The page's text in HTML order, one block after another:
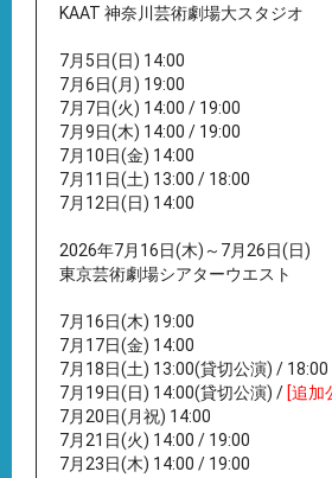
KAAT 神奈川芸術劇場大スタジオ
7月5日(日) 14:00
7月6日(月) 19:00
7月7日(火) 14:00 / 19:00
7月9日(木) 14:00 / 19:00
7月10日(金) 14:00
7月11日(土) 13:00 / 18:00
7月12日(日) 14:00
2026年7月16日(木)～7月26日(日)
東京芸術劇場シアターウエスト
7月16日(木) 19:00
7月17日(金) 14:00
7月18日(土) 13:00(貸切公演) / 18:00
7月19日(日) 14:00(貸切公演) / [追加
7月20日(月祝) 14:00
7月21日(火) 14:00 / 19:00
7月23日(木) 14:00 / 19:00